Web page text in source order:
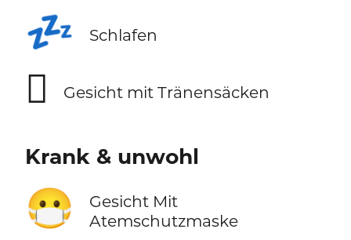
💤 Schlafen
🫩 Gesicht mit Tränensäcken
Krank & unwohl
😷
Gesicht Mit
Atemschutzmaske